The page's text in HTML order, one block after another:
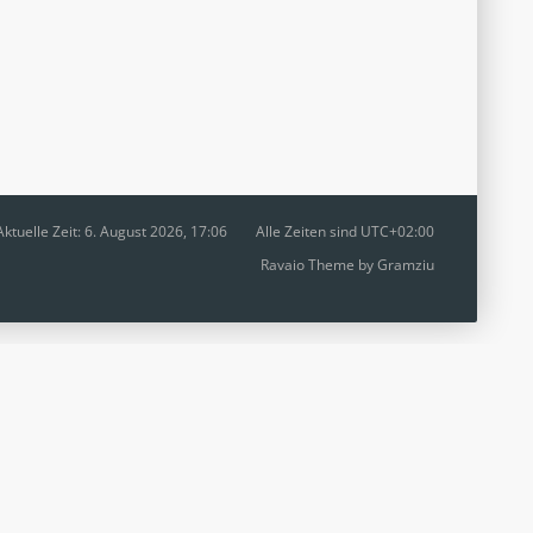
Alle Zeiten sind UTC+02:00
Zeit: 6. August 2026, 17:06
Ravaio Theme byGramziu